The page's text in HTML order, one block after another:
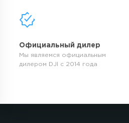
Официальный дилер
Мы являемся официальным
дилером DJI с 2014 года